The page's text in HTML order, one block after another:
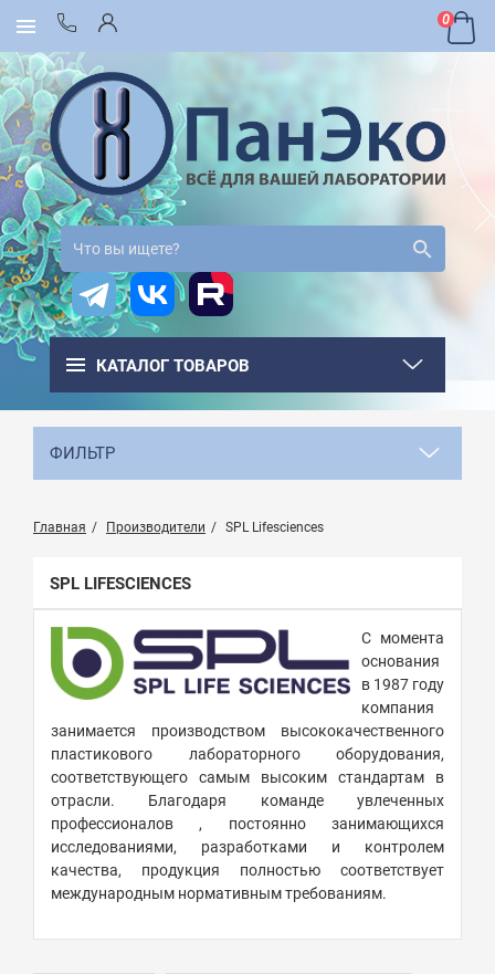
0
КАТАЛОГ ТОВАРОВ
ФИЛЬТР
Главная Производители SPL Lifesciences
SPL LIFESCIENCES
С момента
основания
в 1987 году
компания
занимается производством высококачественного
пластикового лабораторного оборудования,
соответствующего самым высоким стандартам в
отрасли. Благодаря команде увлеченных
профессионалов , постоянно занимающихся
исследованиями, разработками и контролем
качества, продукция полностью соответствует
международным нормативным требованиям.